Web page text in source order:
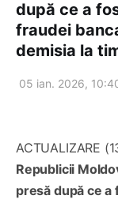
după ce a
fraudei
demisia la
05 ian. 2026,
ACTUALIZARE
Republicii
presă după ce a